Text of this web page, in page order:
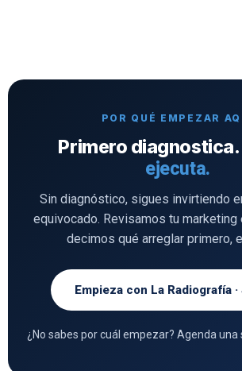
POR QUÉ EMPEZAR
Primero
ejecuta.
Sin diagnóstico, sigues invirtiendo
equivocado. Revisamos tu marketing
decimos qué arreglar primero,
Empieza con La Radiografía ·
¿No sabes por cuál empezar? Agenda